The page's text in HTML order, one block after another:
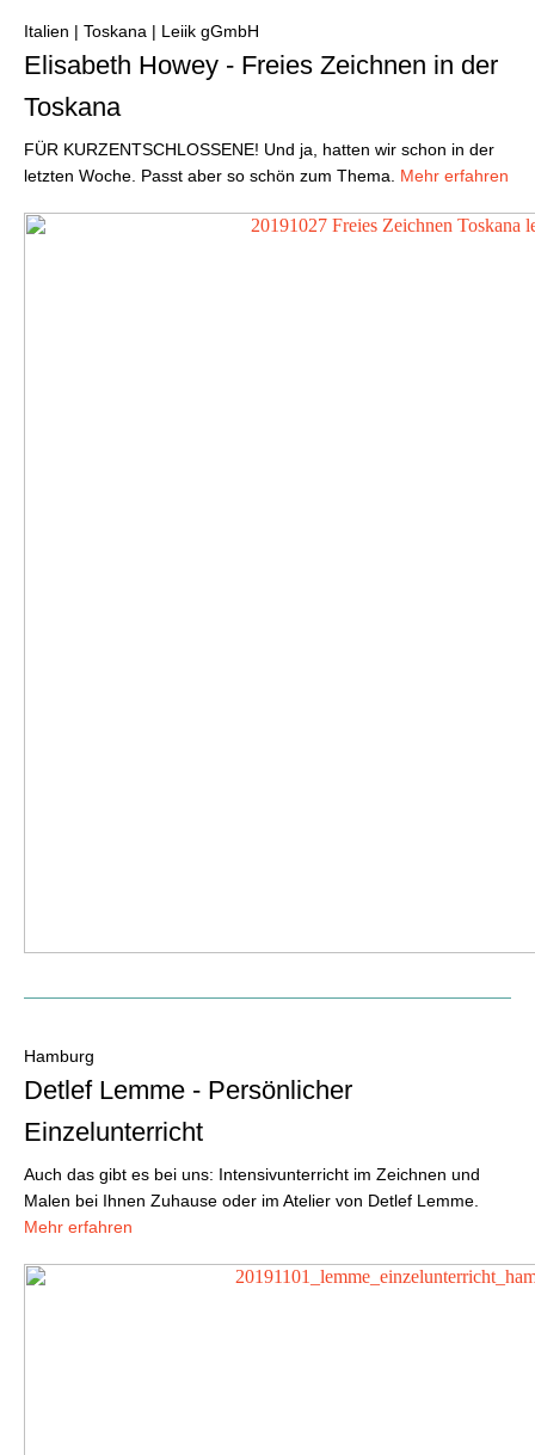
Italien | Toskana | Leiik gGmbH
Elisabeth Howey - Freies Zeichnen in der
Toskana
FÜR KURZENTSCHLOSSENE! Und ja, hatten wir schon in der
letzten Woche. Passt aber so schön zum Thema. Mehr erfahren
Hamburg
Detlef Lemme - Persönlicher
Einzelunterricht
Auch das gibt es bei uns: Intensivunterricht im Zeichnen und
Malen bei Ihnen Zuhause oder im Atelier von Detlef Lemme.
Mehr erfahren